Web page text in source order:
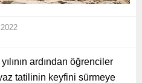
ardından öğrenciler
tatilinin keyfini sürmeye